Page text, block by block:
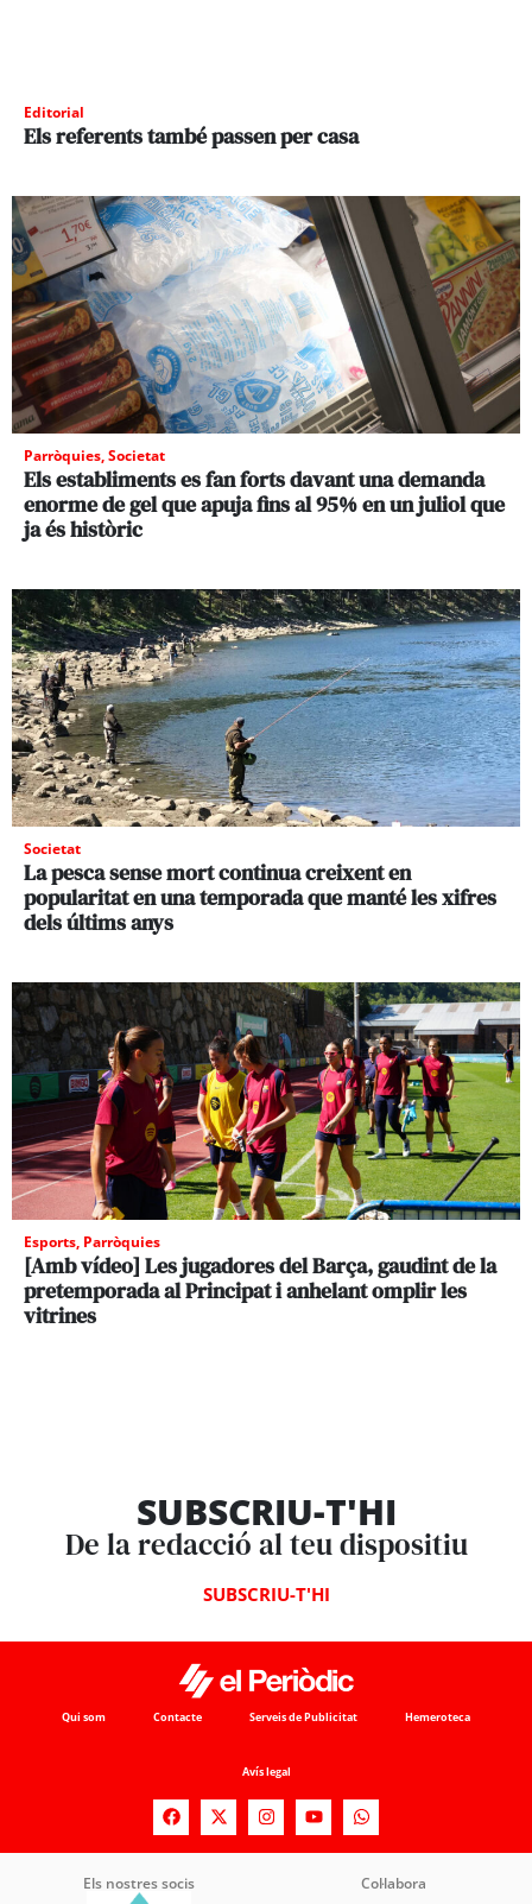
Editorial
Els referents també passen per casa
Parròquies,Societat
Els establiments es fan forts davant una demanda
enorme de gel que apuja fins al 95% en un juliol que
ja és històric
Societat
La pesca sense mort continua creixent en
popularitat en una temporada que manté les xifres
dels últims anys
Esports, Parròquies
[Amb vídeo] Les jugadores del Barça, gaudint de la
pretemporada al Principat i anhelant omplir les
vitrines
SUBSCRIU-T'HI
De la redacció al teu dispositiu
SUBSCRIU-T'HI
Qui som Contacte Serveis de Publicitat Hemeroteca
Avís legal
Els nostres socis Col·labora